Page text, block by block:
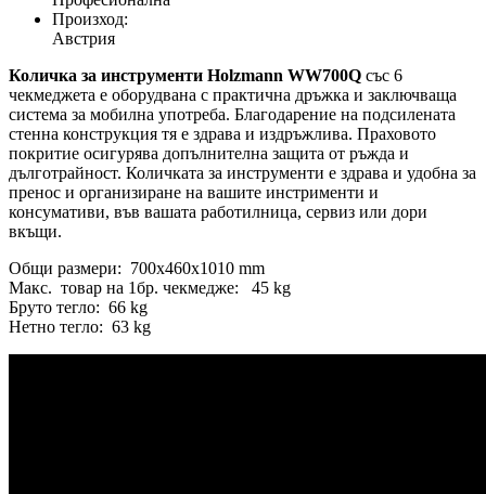
Произход:
Австрия
Количка за инструменти Holzmann WW700Q със 6
чекмеджета е оборудвана с практична дръжка и заключваща
система за мобилна употреба. Благодарение на подсилената
стенна конструкция тя е здрава и издръжлива. Праховото
покритие осигурява допълнителна защита от ръжда и
дълготрайност. Количката за инструменти е здрава и удобна за
пренос и организиране на вашите инстрименти и
консумативи, във вашата работилница, сервиз или дори
вкъщи.
Общи размери: 700x460x1010 mm
Макс. товар на 1бр. чекмедже: 45 kg
Бруто тегло: 66 kg
Нетно тегло: 63 kg